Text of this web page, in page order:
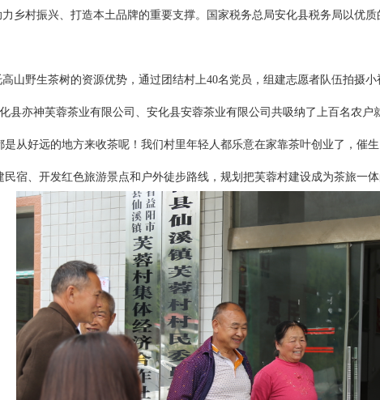
乡村振兴、打造本土品牌的重要支撑。国家税务总局安化县税务局以优质
山野生茶树的资源优势，通过团结村上40名党员，组建志愿者队伍拍摄
县亦神芙蓉茶业有限公司、安化县安蓉茶业有限公司 共吸纳了上百名农户
从好远的地方来收茶呢！我们村里年轻人都乐意在家靠茶叶创业了，催
宿、开发红色旅游景点和户外徒步路线，规划把芙蓉村建设成为茶旅一体